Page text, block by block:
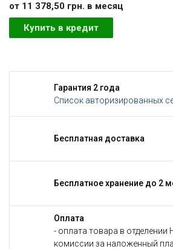
от 11 378,50 грн. в месяц
Купить в кредит
Гарантия 2 года
Список авторизированных
Бесплатная доставка
Бесплатное хранение до 2
Оплата
- оплата товара в отделении
комиссии за наложенный